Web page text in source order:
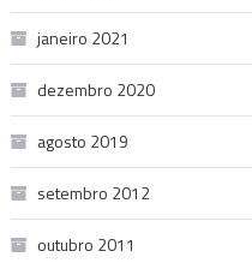
janeiro 2021
dezembro 2020
agosto 2019
setembro 2012
outubro 2011